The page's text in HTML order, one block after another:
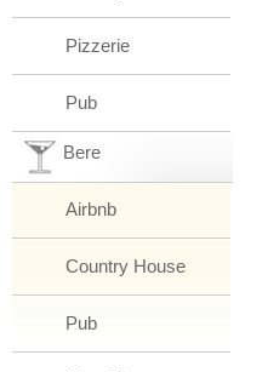
Pizzerie
Pub
Bere
Airbnb
Country House
Pub